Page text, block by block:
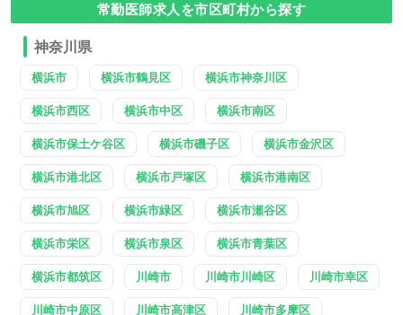
常勤医師求人を市区町村から探す
神奈川県
横浜市 横浜市鶴見区 横浜市神奈川区
横浜市西区 横浜市中区 横浜市南区
横浜市保土ケ谷区 横浜市磯子区 横浜市金沢区
横浜市港北区 横浜市戸塚区 横浜市港南区
横浜市旭区 横浜市緑区 横浜市瀬谷区
横浜市栄区 横浜市泉区 横浜市青葉区
横浜市都筑区 川崎市 川崎市川崎区 川崎市幸区
川崎市中原区 川崎市高津区 川崎市多摩区